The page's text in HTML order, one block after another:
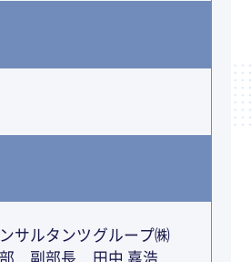
サルタンツグループ㈱